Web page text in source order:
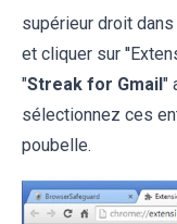
supérieur droit
et cliquer sur
"Streak for Gmail"
sélectionnez ces
poubelle.